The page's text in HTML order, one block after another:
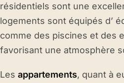
résidentiels sont une
logements sont équipés d’
comme des piscines et des
favorisant une atmosphère
Les appartements, quant à